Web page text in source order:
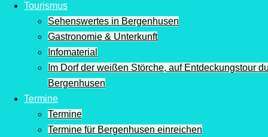
Tourismus
Sehenswertes in Bergenhusen
Gastronomie & Unterkunft
Infomaterial
Im Dorf der weißen Störche, auf Entdeckungstour
Bergenhusen
Termine
Termine
Termine für Bergenhusen einreichen